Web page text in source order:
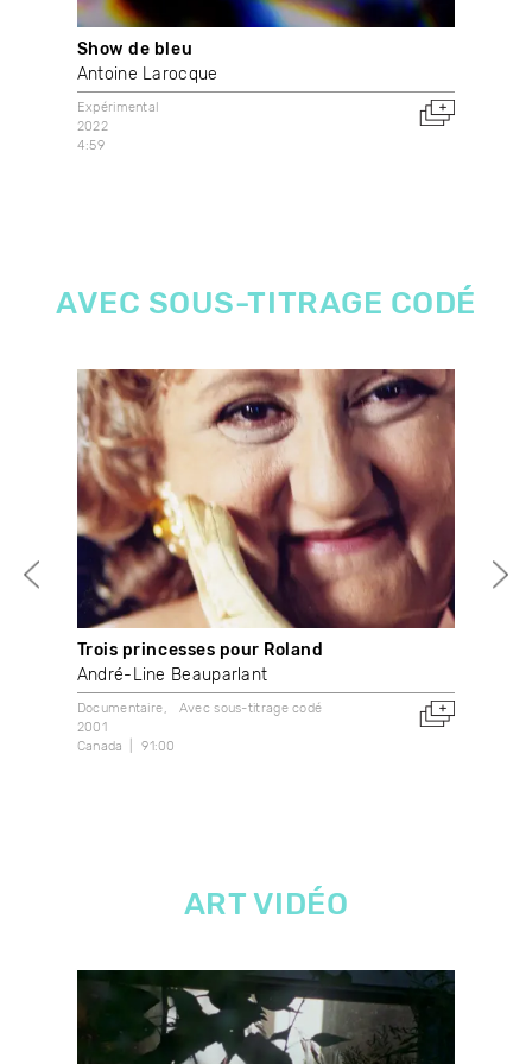
Show de bleu
Antoine Larocque
Expérimental
2022
4:59
AVEC SOUS-TITRAGE CODÉ
Trois princesses pour Roland
André-Line Beauparlant
Documentaire
Avec sous-titrage codé
2001
Canada
91:00
ART VIDÉO